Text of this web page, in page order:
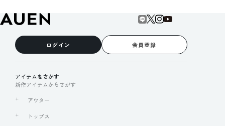
ログイン 会員登録
アイテムをさがす
新作アイテムからさがす
アウター
トップス